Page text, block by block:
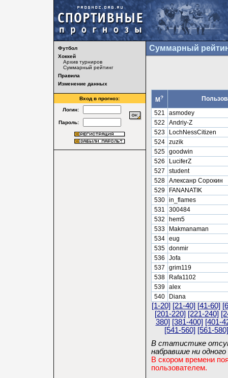
Футбол
Хоккей
Архив турниров
Суммарный рейтинг
Правила
Изменение данных
Вход в прогноз:
Логин:
Пароль:
Суммарный
М?
521
asmodey
522
Andriy-Z
523
LochNessCitizen
524 zuzik
525 goodwin
526
LuciferZ
527
student
528 Алексанр Сорокин
529
FANANATIK
530 in_flames
531
300484
532
hem5
533
Makmanaman
534 eug
535 donmir
536
Jofa
537
grim119
538
Rafa1102
539 alex
540
Diana
[1-20] [21-40] [41-60]
[201-220] [221-240]
380] [381-400] [401-
[541-560] [561-580]
В статистике
набравшие ни одного
В скором времени
пользователем.